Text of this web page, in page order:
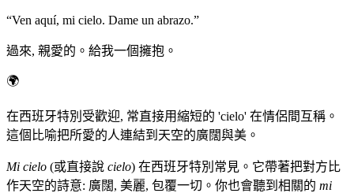
“Ven aquí, mi cielo. Dame un abrazo.”
過來, 親愛的。給我一個擁抱。
🌍
在西班牙特別受歡迎, 常直接用縮短的 'cielo' 在情侶間互稱。
這個比喻把所愛的人連結到天空的廣闊與美。
Mi cielo (或直接說 cielo) 在西班牙特別常見。它帶著把對方比
作天空的詩意: 廣闊, 美麗, 包覆一切。你也會聽到相關的 mi